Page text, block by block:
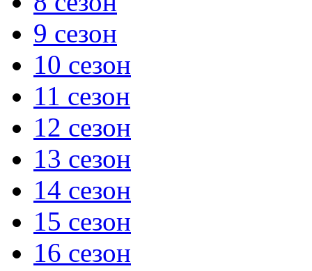
9 сезон
10 сезон
11 сезон
12 сезон
13 сезон
14 сезон
15 сезон
16 сезон